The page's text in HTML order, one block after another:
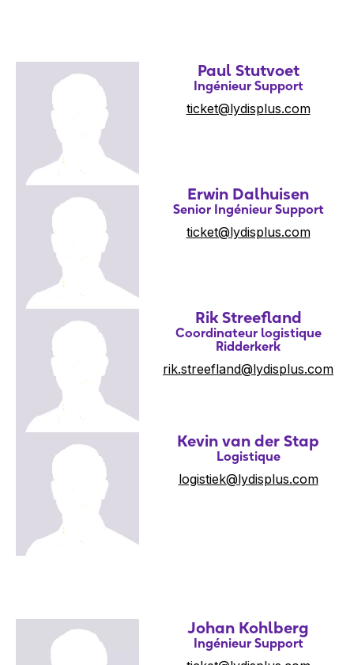
Paul Stutvoet
Ingénieur Support
ticket@lydisplus.com
Erwin Dalhuisen
Senior Ingénieur Support
ticket@lydisplus.com
Rik Streefland
Coordinateur logistique
Ridderkerk
rik.streefland@lydisplus.com
Kevin van der Stap
Logistique
logistiek@lydisplus.com
Johan Kohlberg
Ingénieur Support